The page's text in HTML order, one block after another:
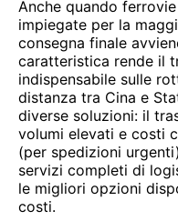
Anche quando
impiegate per la
consegna finale
caratteristica rende il
indispensabile sulle
distanza tra Cina e
diverse soluzioni: il
volumi elevati e costi
(per spedizioni
servizi completi di
le migliori opzioni
costi.